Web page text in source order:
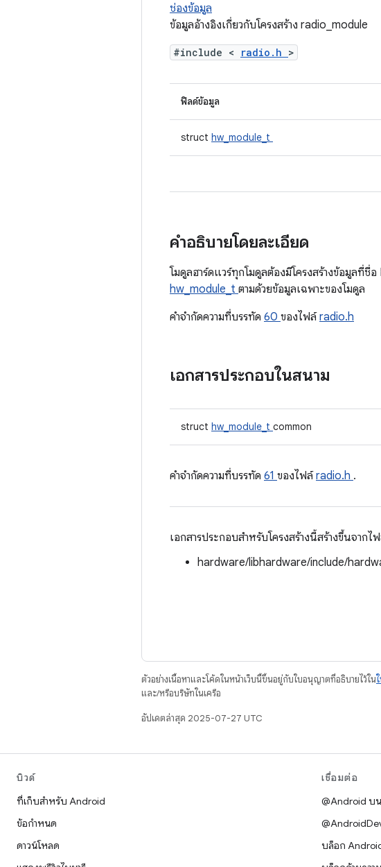
ช่องข้อมูล
ข้อมูลอ้างอิงเกี่ยวกับโครงสร้าง radio_module
#include < radio.h >
ฟิลด์ข้อมูล
struct hw_module_t
คำอธิบายโดยละเอียด
โมดูลฮาร์ดแวร์ทุกโมดูลต้องมีโครงสร้างข้อมูลที่ชื่
hw_module_t ตามด้วยข้อมูลเฉพาะของโมดูล
คําจํากัดความที่บรรทัด 60 ของไฟล์radio.h
เอกสารประกอบในสนาม
struct hw_module_t common
คําจํากัดความที่บรรทัด 61 ของไฟล์radio.h .
เอกสารประกอบสำหรับโครงสร้างนี้สร้างขึ้นจากไ
hardware/libhardware/include/
ตัวอย่างเนื้อหาและโค้ดในหน้าเว็บนี้ขึ้นอยู่กับใบอนุญาตที่อธิบายไว้ใน
และ/หรือบริษัทในเครือ
อัปเดตล่าสุด 2025-07-27 UTC
บิวด์
ที่เก็บสำหรับ Android
ข้อกำหนด
ดาวน์โหลด
เชื่อมต่อ
@Android บ
บล็อก